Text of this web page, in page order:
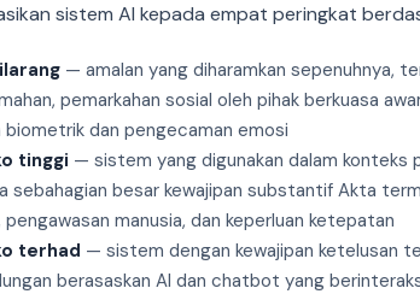
sistem AI kepada empat peringkat
— amalan yang diharamkan sepenuhnya,
pemarkahan sosial oleh pihak berkuasa
dan pengecaman emosi
tinggi — sistem yang digunakan dalam konteks
sebahagian besar kewajipan substantif Akta
manusia, dan keperluan ketepatan
terhad — sistem dengan kewajipan ketelusan
berasaskan AI dan chatbot yang